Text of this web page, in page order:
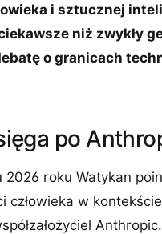
i sztucznej
niż zwykły
o granicach
po
roku Watykan
w